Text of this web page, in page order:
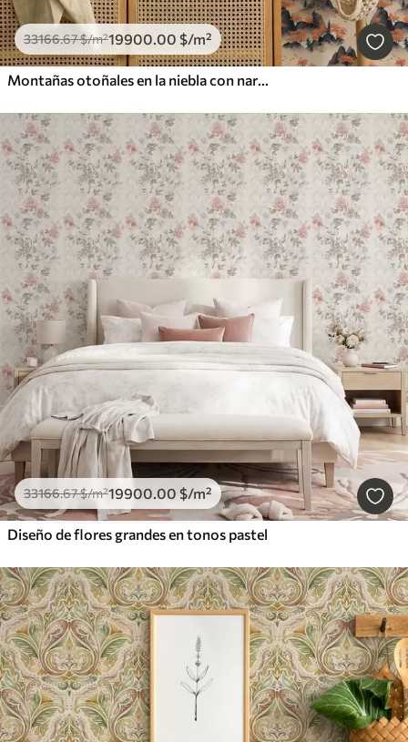
33166.67$/m²19900.00 $/m²
Montañas otoñales en la niebla con naranjos y pájaros
33166.67$/m²19900.00 $/m²
Diseño de flores grandes en tonos pastel